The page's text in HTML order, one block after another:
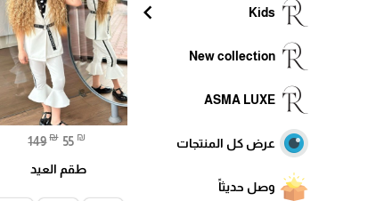
Kids
chevron_left
New collection
ASMA LUXE
عرض كل المنتجات
وصل حديثاً
149 ₪ 55 ₪
طقم العيد